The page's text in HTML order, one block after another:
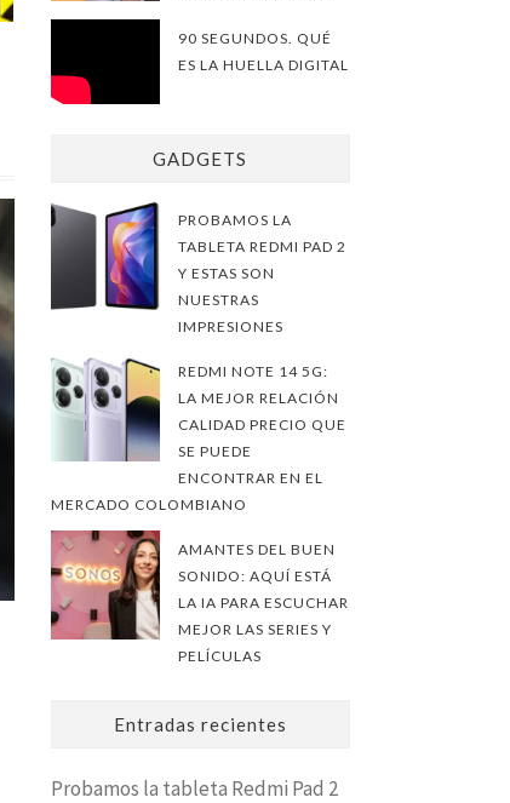
90 SEGUNDOS. QUÉ
ES LA HUELLA DIGITAL
GADGETS
PROBAMOS LA
TABLETA REDMI PAD 2
Y ESTAS SON
NUESTRAS
IMPRESIONES
REDMI NOTE 14 5G:
LA MEJOR RELACIÓN
CALIDAD PRECIO QUE
SE PUEDE
ENCONTRAR EN EL
MERCADO COLOMBIANO
AMANTES DEL BUEN
SONIDO: AQUÍ ESTÁ
LA IA PARA ESCUCHAR
MEJOR LAS SERIES Y
PELÍCULAS
Entradas recientes
Probamos la tableta Redmi Pad 2